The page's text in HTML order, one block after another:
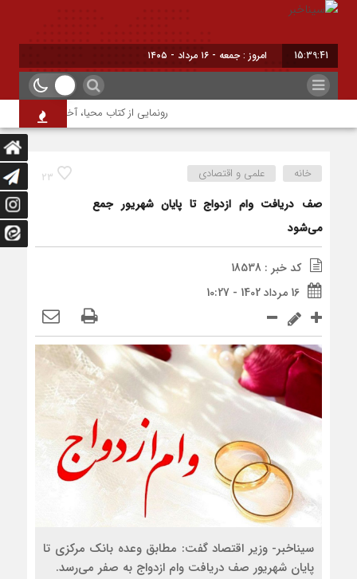
15:39:41 امروز : جمعه - ۱۶ مرداد - ۱۴۰۵
رونمایی از کتاب محیا، آخرین اثر
23 خانه علمی و اقتصادی
صف دریافت وام ازدواج تا پایان شهریور جمع
می‌شود
کد خبر : 18538
16 مرداد 1402 - 10:27
سیناخبر- وزیر اقتصاد گفت: مطابق وعده بانک مرکزی تا
پایان شهریور صف دریافت وام ازدواج به صفر می‌رسد.